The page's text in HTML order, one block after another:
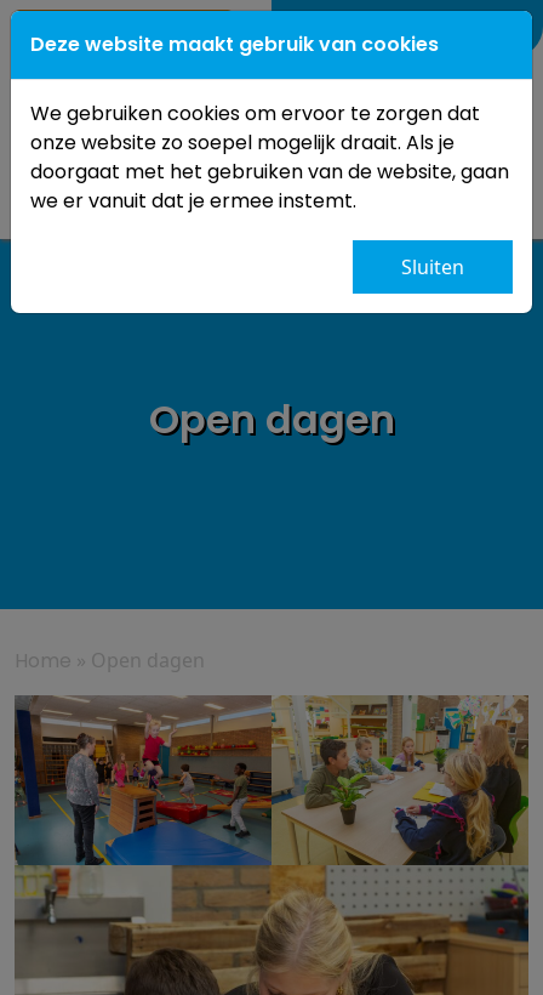
0184-661228
Open dagen
Home » Open dagen
Deze website maakt gebruik van cookies
We gebruiken cookies om ervoor te zorgen dat
onze website zo soepel mogelijk draait. Als je
doorgaat met het gebruiken van de website, gaan
we er vanuit dat je ermee instemt.
Sluiten